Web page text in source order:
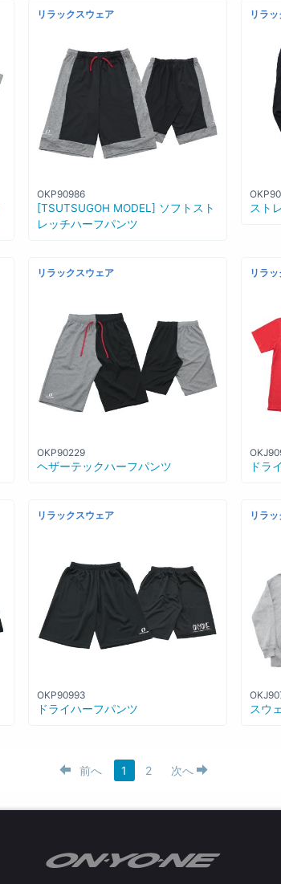
リラックスウェア
OKP90986
[TSUTSUGOH MODEL] ソフトスト
レッチハーフパンツ
リラ
スト
リラックスウェア
OKP90229
ヘザーテックハーフパンツ
リラ
ドラ
リラックスウェア
OKP90993
ドライハーフパンツ
リラ
スウ
前へ 1 2 次へ